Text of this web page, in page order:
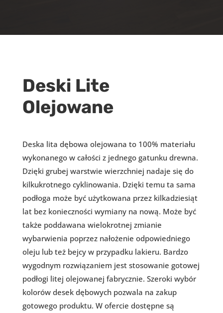
Deski Lite
Olejowane
Deska lita dębowa olejowana to 100% materiału
wykonanego w całości z jednego gatunku drewna.
Dzięki grubej warstwie wierzchniej nadaje się do
kilkukrotnego cyklinowania. Dzięki temu ta sama
podłoga może być użytkowana przez kilkadziesiąt
lat bez konieczności wymiany na nową. Może być
także poddawana wielokrotnej zmianie
wybarwienia poprzez nałożenie odpowiedniego
oleju lub też bejcy w przypadku lakieru. Bardzo
wygodnym rozwiązaniem jest stosowanie gotowej
podłogi litej olejowanej fabrycznie. Szeroki wybór
kolorów desek dębowych pozwala na zakup
gotowego produktu. W ofercie dostępne są